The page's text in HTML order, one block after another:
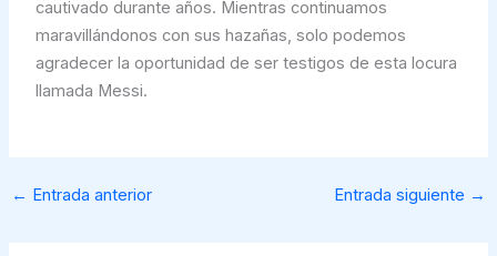
cautivado durante años. Mientras continuamos
maravillándonos con sus hazañas, solo podemos
agradecer la oportunidad de ser testigos de esta locura
llamada Messi.
← Entrada anterior Entrada siguiente →